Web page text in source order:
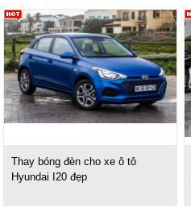
Thay bóng đèn cho xe ô tô
Hyundai I20 đẹp